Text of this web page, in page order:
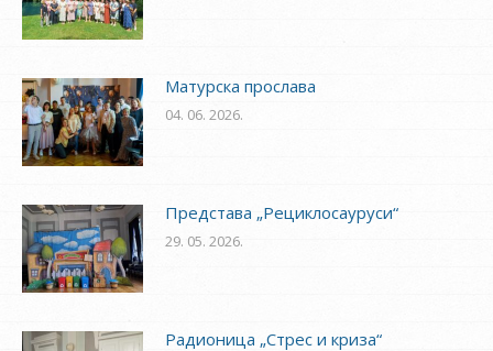
Матурска прослава
04. 06. 2026.
Представа „Рециклосауруси“
29. 05. 2026.
Радионица „Стрес и криза“